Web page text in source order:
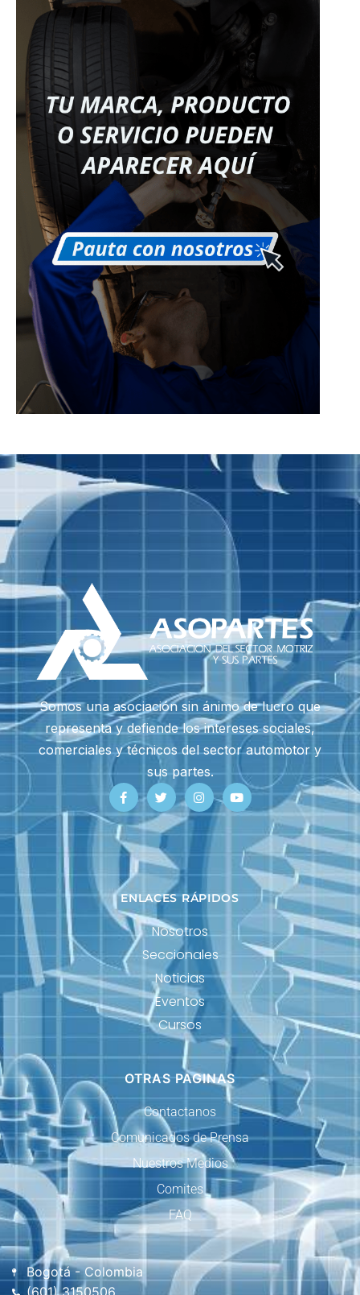
Somos una asociación sin ánimo de lucro que
representa y defiende los intereses sociales,
comerciales y técnicos del sector automotor y
sus partes.
ENLACES RÁPIDOS
Nosotros
Seccionales
Noticias
Eventos
Cursos
OTRAS PAGINAS
Contactanos
Comunicados de Prensa
Nuestros Medios
Comites
FAQ
Bogotá - Colombia